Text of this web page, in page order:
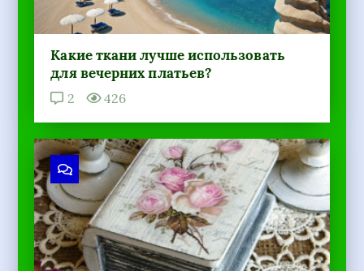
Какие ткани лучше использовать
для вечерних платьев?
2 426